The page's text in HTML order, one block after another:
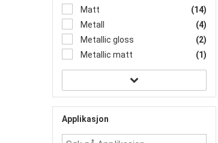
Matt
(14)
Metall
(4)
Metallic gloss
(2)
Metallic matt
(1)
Applikasjon